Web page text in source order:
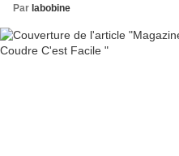
Par labobine